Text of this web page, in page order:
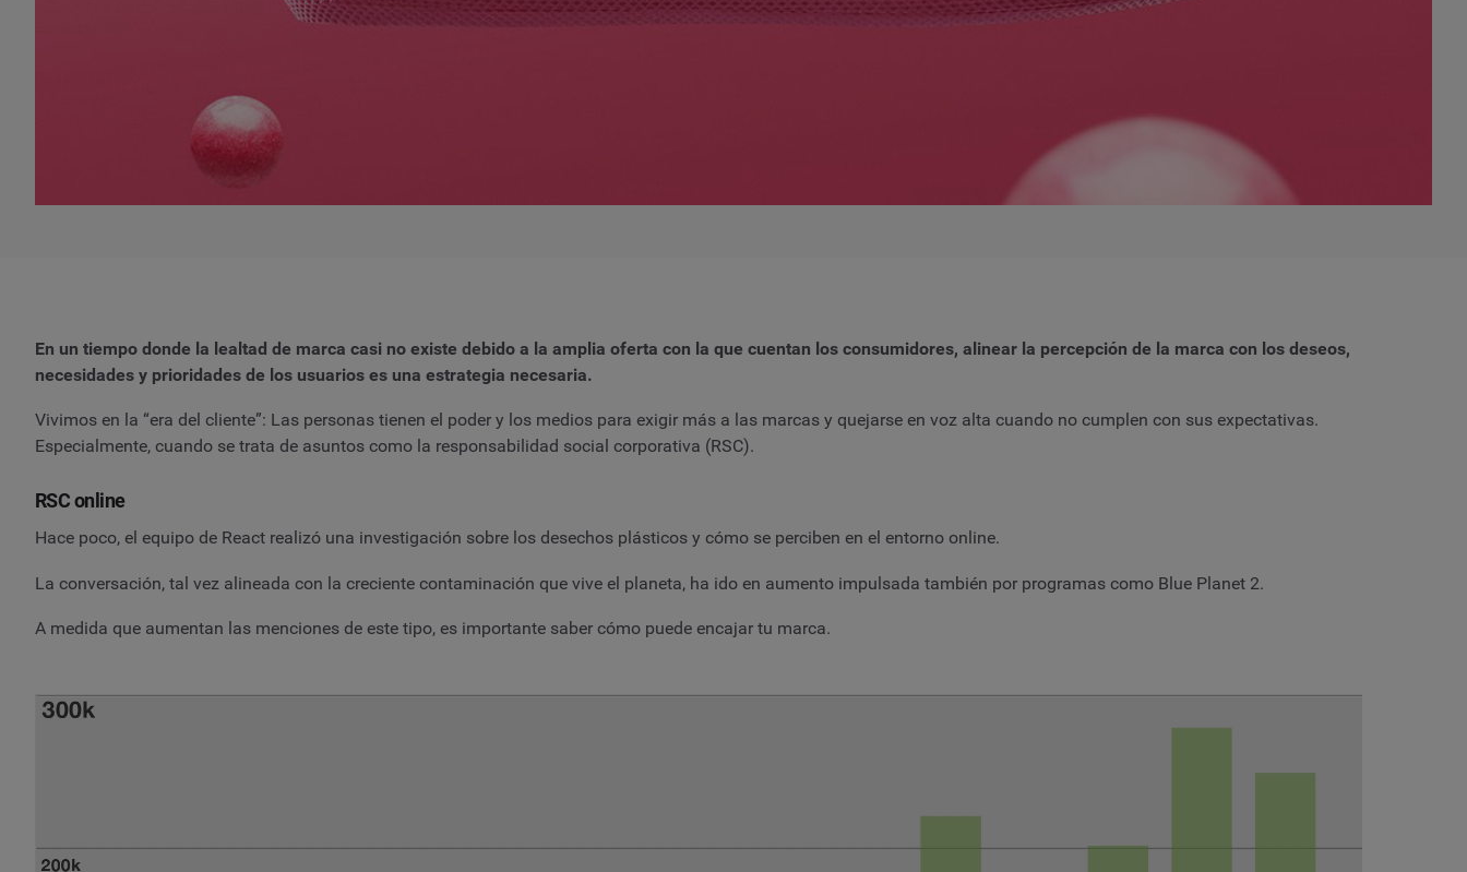
En un tiempo donde la lealtad de marca casi no existe debido a la amplia oferta con la que cuentan los consumidores, alinear la percepción de la marca con los deseos,
necesidades y prioridades de los usuarios es una estrategia necesaria.
Vivimos en la “era del cliente”: Las personas tienen el poder y los medios para exigir más a las marcas y quejarse en voz alta cuando no cumplen con sus expectativas.
Especialmente, cuando se trata de asuntos como la responsabilidad social corporativa (RSC).
RSC online
Hace poco, el equipo de React realizó una investigación sobre los desechos plásticos y cómo se perciben en el entorno online.
La conversación, tal vez alineada con la creciente contaminación que vive el planeta, ha ido en aumento impulsada también por programas como Blue Planet 2.
A medida que aumentan las menciones de este tipo, es importante saber cómo puede encajar tu marca.